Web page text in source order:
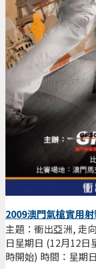
2009澳門氣槍實用
主題：衝出亞洲, 走
日星期日 (12月12
時開始) 時間：星期